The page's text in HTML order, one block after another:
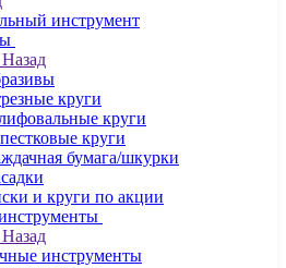
инструмент
Назад
круги
круги
круги
бумага/шкурки
и круги по акции
Назад
инструменты